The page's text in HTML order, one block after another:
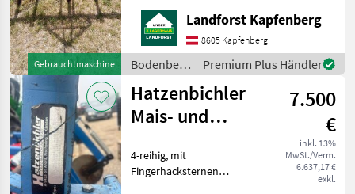
Gebrauchtmaschine
Wegstrecken zu ersparen,
bitten wir Sie um vorherige
Kontaktaufnahme, falls Sie
eine unserer
Landforst Kapfenberg
8605 Kapfenberg
Bodenbearbeitung
/
Hatzenbichler
Premium Plus Händler
Hatzenbichler
Mais- und
7.500
€
inkl. 13%
MwSt./Verm.
6.637,17 €
exkl.
4-reihig, mit
Fingerhacksternen